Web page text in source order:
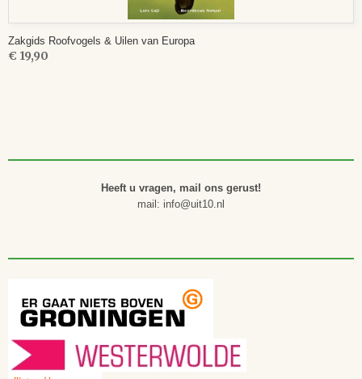
Zakgids Roofvogels & Uilen van Europa
€ 19,90
Heeft u vragen, mail ons gerust!
mail: info@uit10.nl